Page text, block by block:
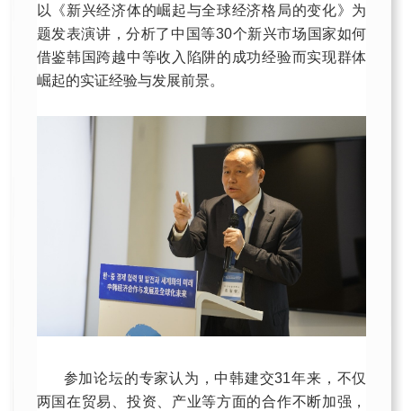
以《新兴经济体的崛起与全球经济格局的变化》为
题发表演讲，分析了中国等30个新兴市场国家如何
借鉴韩国跨越中等收入陷阱的成功经验而实现群体
崛起的实证经验与发展前景。
参加论坛的专家认为，中韩建交31年来，不仅
两国在贸易、投资、产业等方面的合作不断加强，